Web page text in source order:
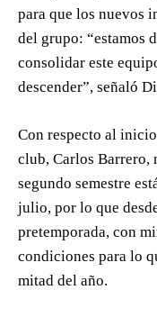
para que los nuevos
del grupo: “estamos
consolidar este
descender”, señaló
Con respecto al
club, Carlos Barrero,
segundo semestre
julio, por lo que
pretemporada, con
condiciones para lo
mitad del año.